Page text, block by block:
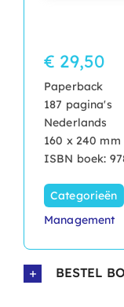
€ 29,50
Paperback
187 pagina's
Nederlands
160 x 240 mm
ISBN boek:
Categorieën
Management
BESTEL